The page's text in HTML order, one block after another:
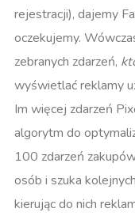
rejestracji), dajemy
oczekujemy.
zebranych zdarzeń,
wyświetlać reklamy
Im więcej zdarzeń
algorytm do
100 zdarzeń
osób i szuka
kierując do nich